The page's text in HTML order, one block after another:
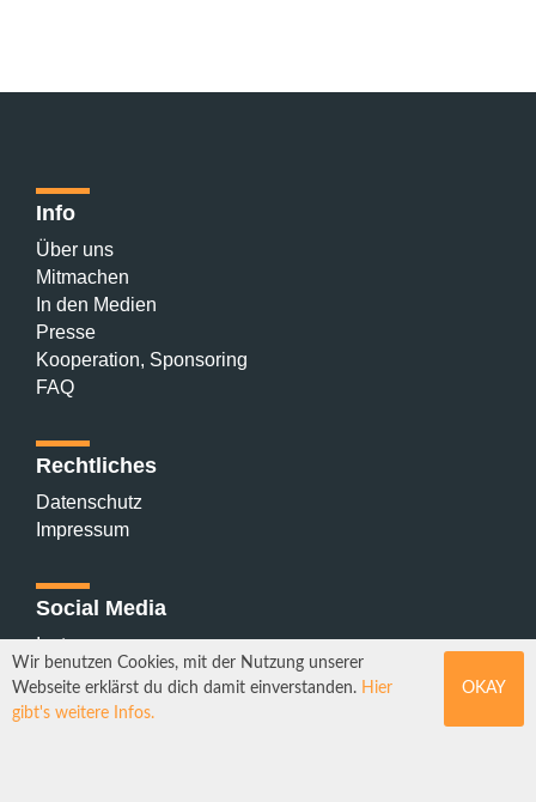
Info
Über uns
Mitmachen
In den Medien
Presse
Kooperation, Sponsoring
FAQ
Rechtliches
Datenschutz
Impressum
Social Media
Instagram
Mastodon
YouTube
Wir benutzen Cookies, mit der Nutzung unserer
Webseite erklärst du dich damit einverstanden. Hier
gibt's weitere Infos.
OKAY